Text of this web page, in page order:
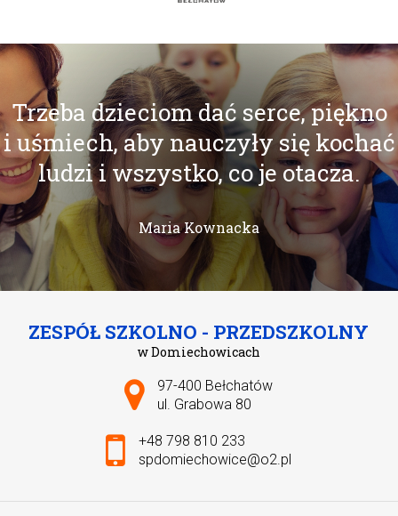
Trzeba dzieciom dać serce, piękno
i uśmiech, aby nauczyły się kochać
ludzi i wszystko, co je otacza.
Maria Kownacka
ZESPÓŁ SZKOLNO - PRZEDSZKOLNY
w Domiechowicach
Adres pocztowy:
97-400 Bełchatów
ul. Grabowa 80
+48 798 810 233
spdomiechowice@o2.pl